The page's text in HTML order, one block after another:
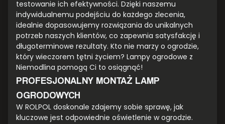
testowanie ich efektywności. Dzięki naszemu
indywidualnemu podejściu do każdego zlecenia,
idealnie dopasowujemy rozwiązania do unikalnych
potrzeb naszych klientów, co zapewnia satysfakcję i
długoterminowe rezultaty. Kto nie marzy o ogrodzie,
który wieczorem tętni życiem? Lampy ogrodowe z
Niemodlina pomogą Ci to osiągnąć!
PROFESJONALNY MONTAŻ LAMP
OGRODOWYCH
W ROLPOL doskonale zdajemy sobie sprawę, jak
kluczowe jest odpowiednie oświetlenie w ogrodzie.